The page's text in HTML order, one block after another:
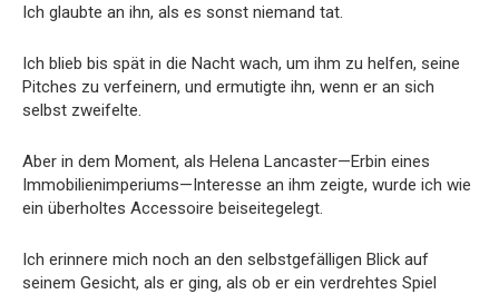
Ich glaubte an ihn, als es sonst niemand tat.
Ich blieb bis spät in die Nacht wach, um ihm zu helfen, seine
Pitches zu verfeinern, und ermutigte ihn, wenn er an sich
selbst zweifelte.
Aber in dem Moment, als Helena Lancaster—Erbin eines
Immobilienimperiums—Interesse an ihm zeigte, wurde ich wie
ein überholtes Accessoire beiseitegelegt.
Ich erinnere mich noch an den selbstgefälligen Blick auf
seinem Gesicht, als er ging, als ob er ein verdrehtes Spiel